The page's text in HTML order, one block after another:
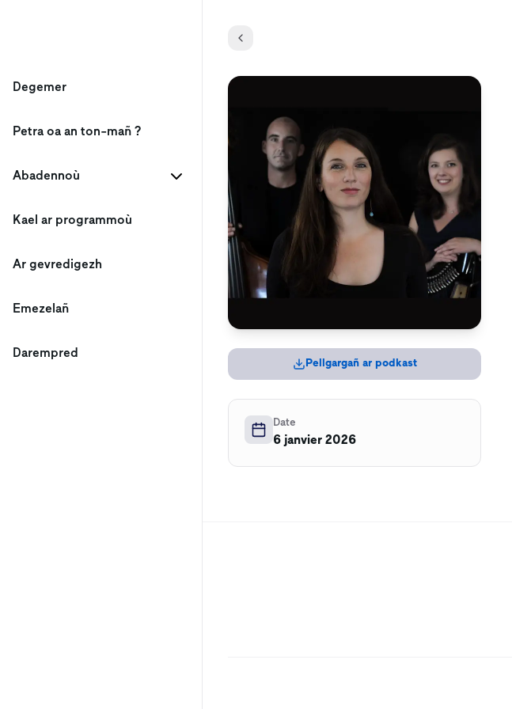
Degemer
Petra oa an ton-mañ ?
Abadennoù
Kael ar programmoù
Ar gevredigezh
Emezelañ
Darempred
Pellgargañ ar podkast
Date
6 janvier 2026